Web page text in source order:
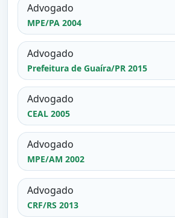
Advogado
MPE/PA 2004
Advogado
Prefeitura de Guaíra/PR 2015
Advogado
CEAL 2005
Advogado
MPE/AM 2002
Advogado
CRF/RS 2013